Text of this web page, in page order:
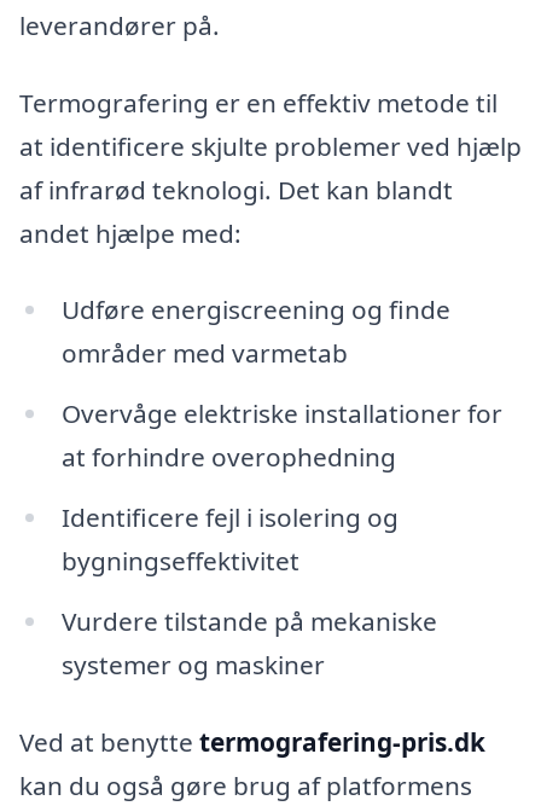
leverandører på.
Termografering er en effektiv metode til
at identificere skjulte problemer ved hjælp
af infrarød teknologi. Det kan blandt
andet hjælpe med:
Udføre energiscreening og finde
områder med varmetab
Overvåge elektriske installationer for
at forhindre overophedning
Identificere fejl i isolering og
bygningseffektivitet
Vurdere tilstande på mekaniske
systemer og maskiner
Ved at benytte termografering-pris.dk
kan du også gøre brug af platformens